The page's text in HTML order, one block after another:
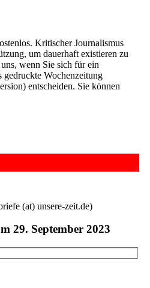
Kritischer Journalismus
um dauerhaft existieren zu
wenn Sie sich für ein
gedruckte Wochenzeitung
entscheiden. Sie können
(at) unsere-zeit.de)
29. September 2023